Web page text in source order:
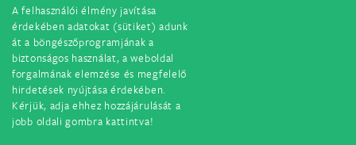
A felhasználói élmény javítása
érdekében adatokat (sütiket) adunk
át a böngészőprogramjának a
biztonságos használat, a weboldal
forgalmának elemzése és megfelelő
hirdetések nyújtása érdekében.
Kérjük, adja ehhez hozzájárulását a
jobb oldali gombra kattintva!